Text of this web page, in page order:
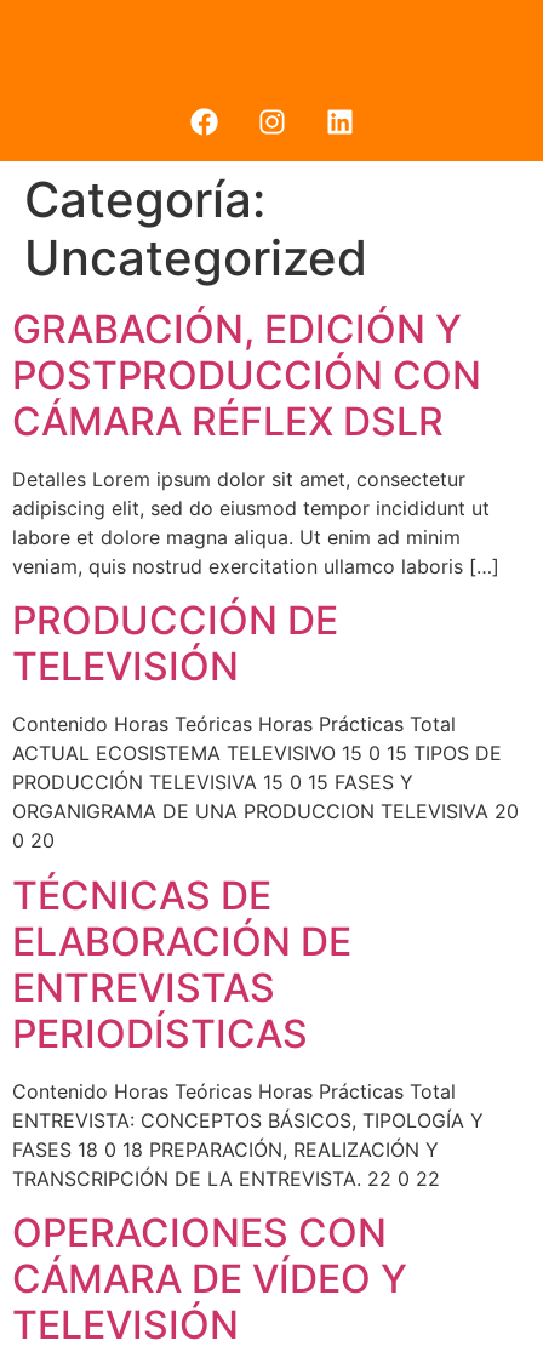
Categoría:
Uncategorized
GRABACIÓN, EDICIÓN Y
POSTPRODUCCIÓN CON
CÁMARA RÉFLEX DSLR
Detalles Lorem ipsum dolor sit amet, consectetur
adipiscing elit, sed do eiusmod tempor incididunt ut
labore et dolore magna aliqua. Ut enim ad minim
veniam, quis nostrud exercitation ullamco laboris […]
PRODUCCIÓN DE
TELEVISIÓN
Contenido Horas Teóricas Horas Prácticas Total
ACTUAL ECOSISTEMA TELEVISIVO 15 0 15 TIPOS DE
PRODUCCIÓN TELEVISIVA 15 0 15 FASES Y
ORGANIGRAMA DE UNA PRODUCCION TELEVISIVA 20
0 20
TÉCNICAS DE
ELABORACIÓN DE
ENTREVISTAS
PERIODÍSTICAS
Contenido Horas Teóricas Horas Prácticas Total
ENTREVISTA: CONCEPTOS BÁSICOS, TIPOLOGÍA Y
FASES 18 0 18 PREPARACIÓN, REALIZACIÓN Y
TRANSCRIPCIÓN DE LA ENTREVISTA. 22 0 22
OPERACIONES CON
CÁMARA DE VÍDEO Y
TELEVISIÓN